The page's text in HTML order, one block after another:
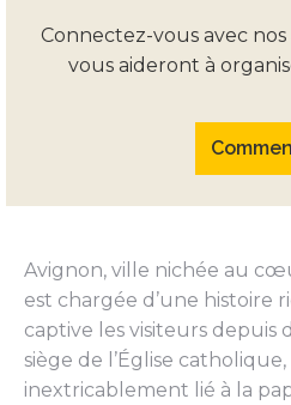
Connectez-vous avec nos
vous aideront à
Avignon, ville nichée au
est chargée d’une histoire
captive les visiteurs depuis
siège de l’Église catholique,
inextricablement lié à la